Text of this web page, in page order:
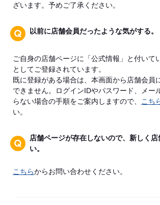
ざいます。予めご了承ください。
以前に店舗会員だったような気がする。
ご自身の店舗ページに「公式情報」と付いて
としてご登録されています。
既に登録がある場合は、本画面から店舗会員
できません。ログインIDやパスワード、メー
らない場合の手順をご案内しますので、
こち
い。
店舗ページが存在しないので、新しく
い。
こちらからお問い合わせください。